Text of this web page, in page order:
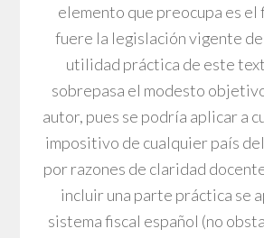
elemento que preocupa es el
fuere la legislación vigente
utilidad práctica de este
sobrepasa el modesto
autor, pues se podría aplicar a
impositivo de cualquier país
por razones de claridad
incluir una parte práctica se
sistema fiscal español (no